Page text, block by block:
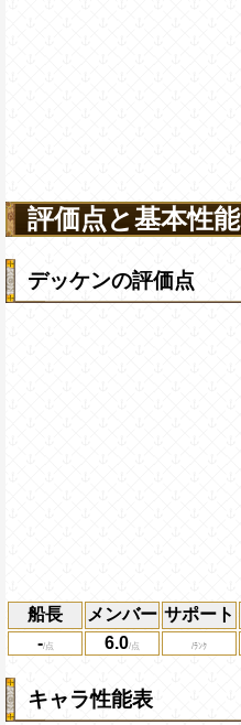
評価点と基本性能
デッケンの評価点
船長 メンバー サポート
-
6.0
キャラ性能表